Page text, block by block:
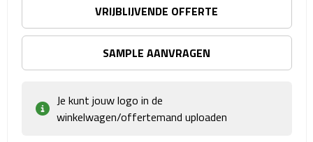
Bagageweegschalen
Bagagelabels
VRIJBLIJVENDE OFFERTE
SAMPLE AANVRAGEN
Je kunt jouw logo in de
winkelwagen/offertemand uploaden